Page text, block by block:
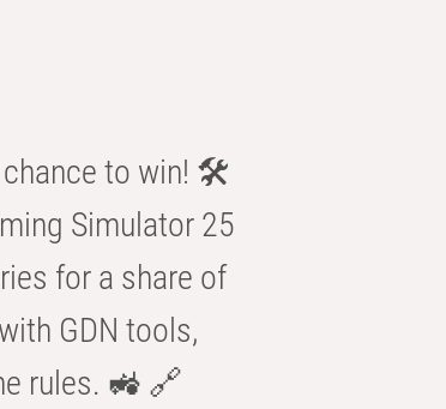
chance to win! 🛠️
Simulator 25
for a share of
GDN tools,
rules. 🚜 🔗